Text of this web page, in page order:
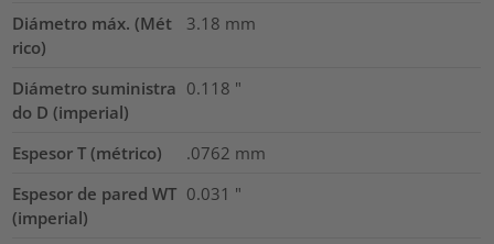
Diámetro máx. (Mét
rico)
3.18 mm
Diámetro suministra
do D (imperial)
0.118 "
Espesor T (métrico) .0762 mm
Espesor de pared WT
(imperial)
0.031 "